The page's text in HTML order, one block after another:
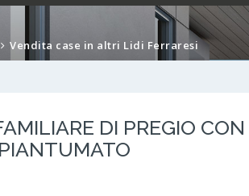
Vendita case in altri Lidi Ferraresi
DI PREGIO